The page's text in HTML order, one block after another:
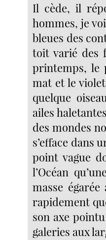
Il cède, il
hommes, je
bleues des
toit varié des
printemps, le
mat et le
quelque
ailes
des mondes
s’efface dans
point vague
l’Océan
masse
rapidement
son axe
galeries aux